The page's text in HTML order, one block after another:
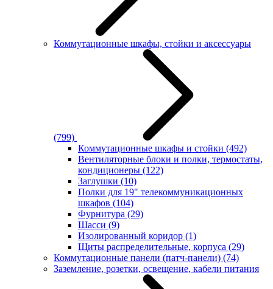
Коммутационные шкафы, стойки и аксессуары
(799)
Коммутационные шкафы и стойки (492)
Вентиляторные блоки и полки, термостаты,
кондиционеры (122)
Заглушки (10)
Полки для 19" телекоммуникационных
шкафов (104)
Фурнитура (29)
Шасси (9)
Изолированный коридор (1)
Щиты распределительные, корпуса (29)
Коммутационные панели (патч-панели) (74)
Заземление, розетки, освещение, кабели питания